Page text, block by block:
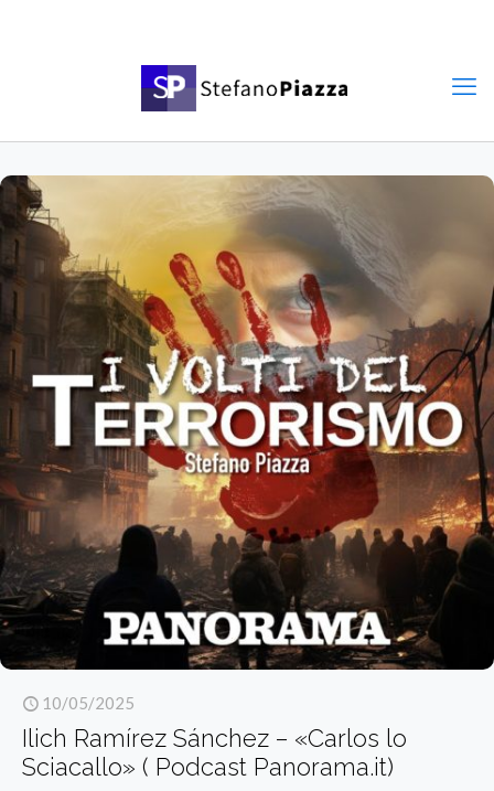
10/05/2025
Ilich Ramírez Sánchez – «Carlos lo
Sciacallo» ( Podcast Panorama.it)